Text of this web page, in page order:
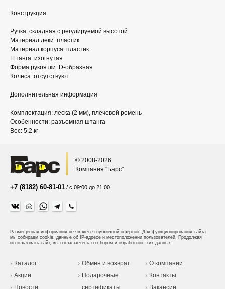
Конструкция
Ручка: складная с регулируемой высотой
Материал деки: пластик
Материал корпуса: пластик
Штанга: изогнутая
Форма рукоятки: D-образная
Колеса: отсутствуют
Дополнительная информация
Комплектация: леска (2 мм), плечевой ремень
Особенности: разъемная штанга
Вес: 5.2 кг
© 2008-2026
Компания "Барс"
+7 (8182) 60-81-01 / с 09:00 до 21:00
Размещенная информация не является публичной офертой. Для функционирования сайта
мы собираем cookie, данные об IP-адресе и местоположении пользователей. Продолжая
использовать сайт, вы соглашаетесь со сбором и обработкой этих данных.
Каталог
Акции
Новости
Обмен и возврат
Подарочные
сертификаты
О компании
Контакты
Вакансии